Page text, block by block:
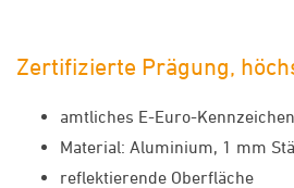
Zertifizierte Prägung,
amtliches E-Euro-Kennzeichen
Material: Aluminium, 1 mm
reflektierende Oberfläche